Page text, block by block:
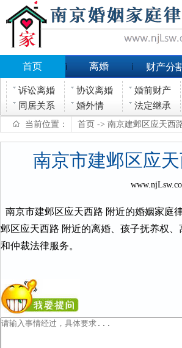
首页 离婚 财产分
诉讼离婚 协议离婚 婚前财产
同居关系
婚外情 法定继承
当前位置： 首页 -> 南京建邺区应天西
南京市建邺区应
南京市建邺区应天西路 附近的婚姻家庭
邺区应天西路 附近的离婚、孩子抚养权
和仲裁法律服务。